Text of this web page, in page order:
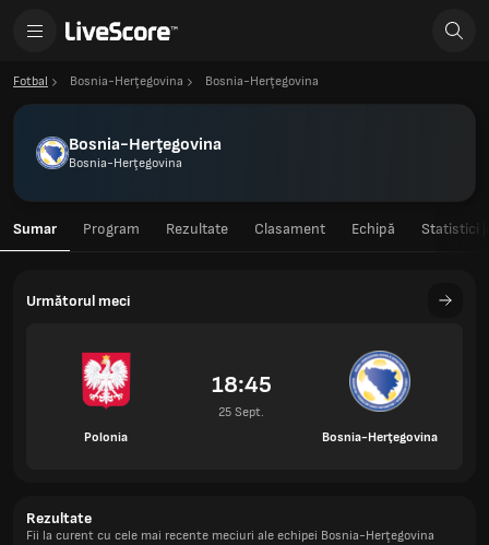
Fotbal Bosnia-Herţegovina Bosnia-Herţegovina
Bosnia-Herţegovina
Bosnia-Herţegovina
Sumar Program Rezultate Clasament Echipă Statistici
Următorul meci
Polonia
18:45
25 Sept.
Bosnia-Herţegovina
Rezultate
Fii la curent cu cele mai recente meciuri ale echipei Bosnia-Herţegovina